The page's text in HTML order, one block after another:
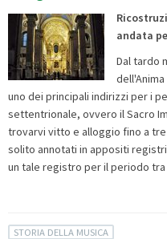
andata
Dal tardo
uno dei principali indirizzi per i
settentrionale, ovvero il Sacro
trovarvi vitto e alloggio fino a
solito annotati in appositi
un tale registro per il periodo tra
STORIA DELLA MUSICA